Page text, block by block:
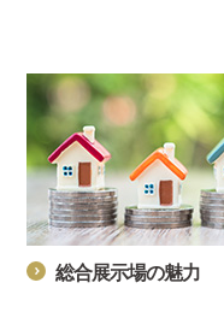
総合展示場の魅力